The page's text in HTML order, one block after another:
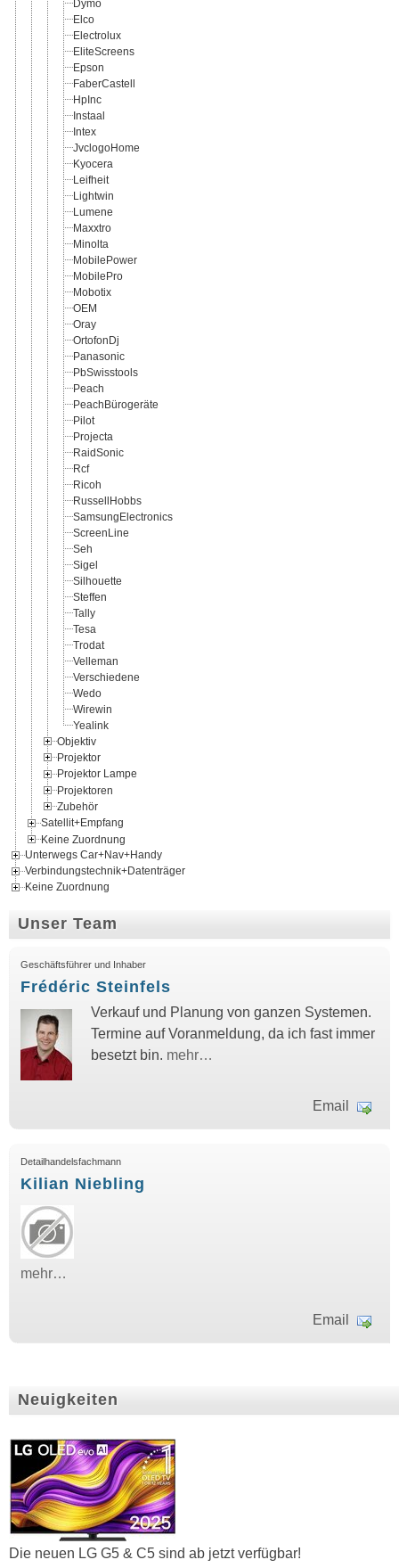
Dymo
Elco
Electrolux
EliteScreens
Epson
FaberCastell
HpInc
Instaal
Intex
JvclogoHome
Kyocera
Leifheit
Lightwin
Lumene
Maxxtro
Minolta
MobilePower
MobilePro
Mobotix
OEM
Oray
OrtofonDj
Panasonic
PbSwisstools
Peach
PeachBürogeräte
Pilot
Projecta
RaidSonic
Rcf
Ricoh
RussellHobbs
SamsungElectronics
ScreenLine
Seh
Sigel
Silhouette
Steffen
Tally
Tesa
Trodat
Velleman
Verschiedene
Wedo
Wirewin
Yealink
Objektiv
Projektor
Projektor Lampe
Projektoren
Zubehör
Satellit+Empfang
Keine Zuordnung
Unterwegs Car+Nav+Handy
Verbindungstechnik+Datenträger
Keine Zuordnung
Unser Team
Geschäftsführer und Inhaber
Frédéric Steinfels
Verkauf und Planung von ganzen Systemen.
Termine auf Voranmeldung, da ich fast immer
besetzt bin. mehr…
Email
Detailhandelsfachmann
Kilian Niebling
mehr…
Email
Neuigkeiten
Die neuen LG G5 & C5 sind ab jetzt verfügbar!